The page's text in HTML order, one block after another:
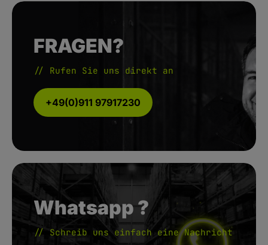
FRAGEN?
// Rufen Sie uns direkt an
+49(0)911 97917230
Whatsapp ?
// Schreib uns einfach eine Nachricht